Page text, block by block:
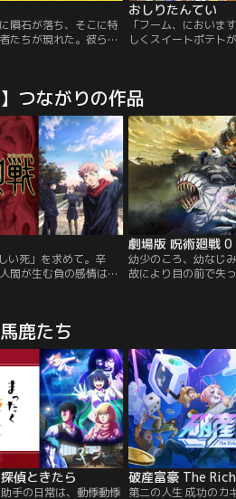
隕石が落ち、そこに特
たちが現れた。彼らは
乱世の時代、大名に仕
とする様々な任務に当
して忍者たちは追われ
世界各地へと散ってい
ちは自分たちの持つ特
力を存続させるた
おしりたんてい
「フーム、においま
しくスイートポテト
】つながりの作品
い死」を求めて。辛
間が生む負の感情は呪
、少年・虎杖悠仁はご
送っていたが、ある
仲間を救うため、特級
”を喰らい…。
劇場版 呪術廻戦 0
幼少のころ、幼なじ
故により目の前で失
られた。そして、同
棘・パンダと出会い
る。【提供：バンダ
鹿たち
偵ときたら
手の日常は、動悸動悸
破産富豪 The
第二の人生 成功のカ